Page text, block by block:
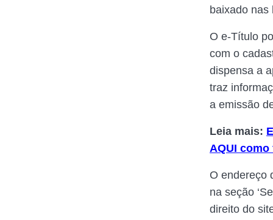
baixado nas
O e-Título
com o
dispensa a
traz
a emissão
Leia mais:
AQUI
O endereço
na seção
direito do